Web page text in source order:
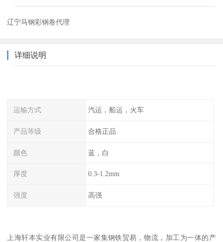
辽宁马钢彩钢卷代理
详细说明
运输方式 汽运，船运，火车
产品等级 合格正品
颜色 蓝，白
厚度 0.3-1.2mm
强度 高强
上海轩本实业有限公司是一家集钢铁贸易，物流，加工为一体的产